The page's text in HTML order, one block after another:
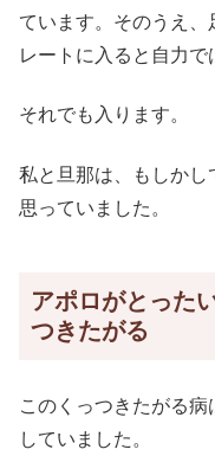
ています。そのうえ、
レートに入ると自力で
それでも入ります。
私と旦那は、もしかし
思っていました。
アポロがとっ
つきたがる
このくっつきたがる
していました。